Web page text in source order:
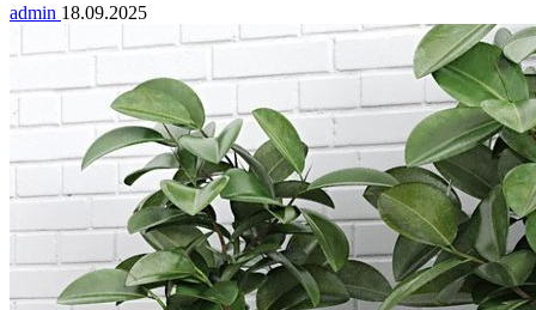
admin 18.09.2025